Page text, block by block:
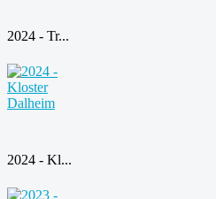
2024 - Tr...
2024 - Kl...